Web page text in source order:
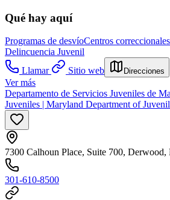
Qué hay aquí
Programas de desvíoCentros correccionales
Delincuencia Juvenil
Llamar
Sitio web Direcciones
Ver más
Departamento de Servicios Juveniles de
Juveniles | Maryland Department of
7300 Calhoun Place, Suite 700,
301-610-8500